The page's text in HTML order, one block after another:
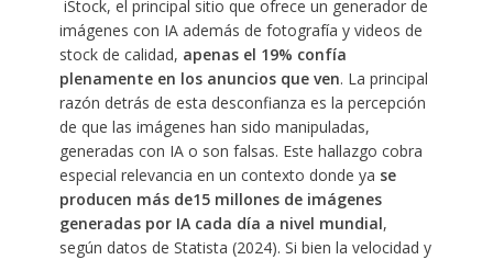
iStock, el principal sitio que ofrece un generador de
imágenes con IA además de fotografía y videos de
stock de calidad, apenas el 19% confía
plenamente en los anuncios que ven. La principal
razón detrás de esta desconfianza es la percepción
de que las imágenes han sido manipuladas,
generadas con IA o son falsas. Este hallazgo cobra
especial relevancia en un contexto donde ya se
producen más de15 millones de imágenes
generadas por IA cada día a nivel mundial,
según datos de Statista (2024). Si bien la velocidad y